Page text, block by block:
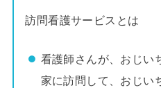
訪問看護サービスとは
看護師さんが、おじい
家に訪問して、おじい